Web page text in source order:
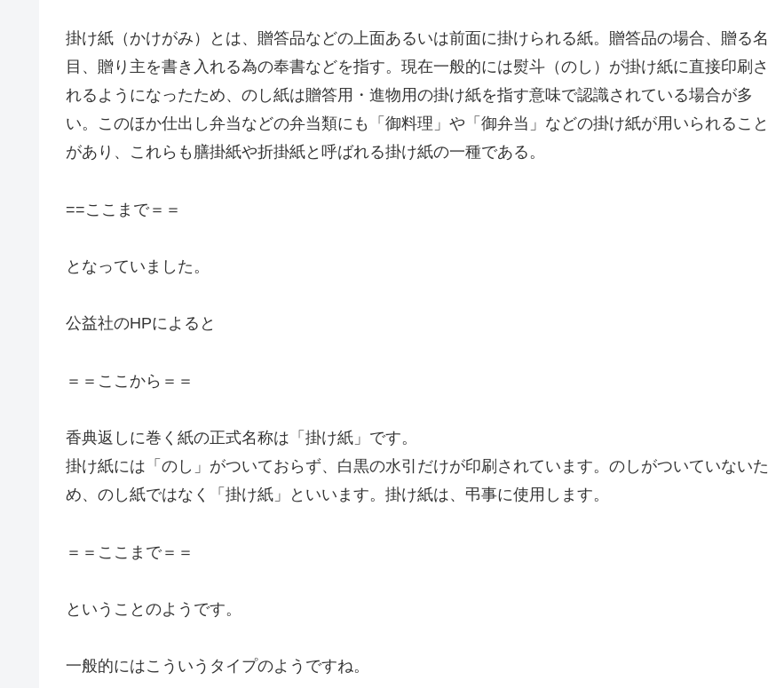
掛け紙（かけがみ）とは、贈答品などの上面あるいは前面に掛けられる紙。贈答品の場合、贈る名
目、贈り主を書き入れる為の奉書などを指す。現在一般的には熨斗（のし）が掛け紙に直接印刷さ
れるようになったため、のし紙は贈答用・進物用の掛け紙を指す意味で認識されている場合が多
い。このほか仕出し弁当などの弁当類にも「御料理」や「御弁当」などの掛け紙が用いられること
があり、これらも膳掛紙や折掛紙と呼ばれる掛け紙の一種である。
==ここまで＝＝
となっていました。
公益社のHPによると
＝＝ここから＝＝
香典返しに巻く紙の正式名称は「掛け紙」です。
掛け紙には「のし」がついておらず、白黒の水引だけが印刷されています。のしがついていないた
め、のし紙ではなく「掛け紙」といいます。掛け紙は、弔事に使用します。
＝＝ここまで＝＝
ということのようです。
一般的にはこういうタイプのようですね。